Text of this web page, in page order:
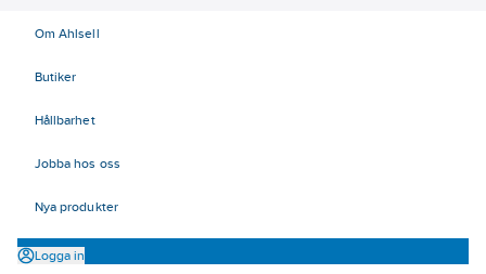
Om Ahlsell
Butiker
Hållbarhet
Jobba hos oss
Nya produkter
Logga in